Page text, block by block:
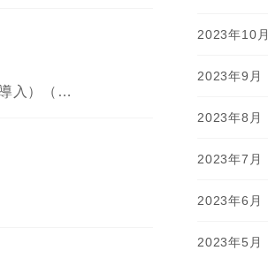
システムメンテナンスのお知らせ（本人承認サービス／3Dセキュア導入）（22.08）
2023年10月
2023年9月
2023年8月
2023年7月
2023年6月
2023年5月